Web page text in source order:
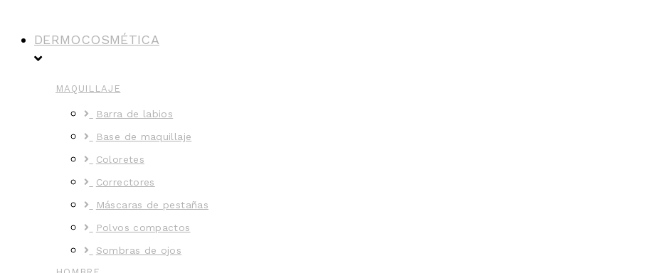
DERMOCOSMÉTICA
MAQUILLAJE
Barra de labios
Base de maquillaje
Coloretes
Correctores
Máscaras de pestañas
Polvos compactos
Sombras de ojos